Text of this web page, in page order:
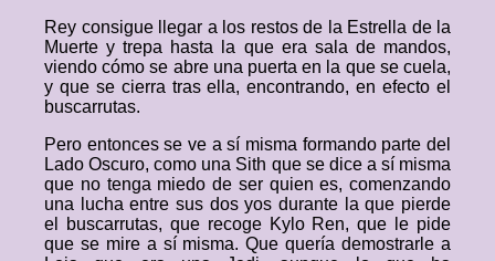
Rey consigue llegar a los restos de la Estrella de la
Muerte y trepa hasta la que era sala de mandos,
viendo cómo se abre una puerta en la que se cuela,
y que se cierra tras ella, encontrando, en efecto el
buscarrutas.
Pero entonces se ve a sí misma formando parte del
Lado Oscuro, como una Sith que se dice a sí misma
que no tenga miedo de ser quien es, comenzando
una lucha entre sus dos yos durante la que pierde
el buscarrutas, que recoge Kylo Ren, que le pide
que se mire a sí misma. Que quería demostrarle a